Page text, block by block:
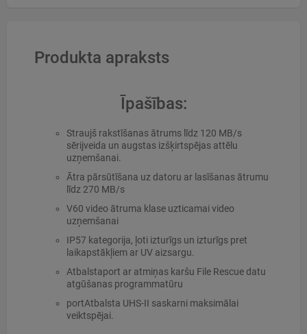
Produkta apraksts
Īpašības:
Straujš rakstīšanas ātrums līdz 120 MB/s
sērijveida un augstas izšķirtspējas attēlu
uzņemšanai.
Ātra pārsūtīšana uz datoru ar lasīšanas ātrumu
līdz 270 MB/s
V60 video ātruma klase uzticamai video
uzņemšanai
IP57 kategorija, ļoti izturīgs un izturīgs pret
laikapstākļiem ar UV aizsargu.
Atbalstaport ar atmiņas karšu File Rescue datu
atgūšanas programmatūru
portAtbalsta UHS-II saskarni maksimālai
veiktspējai.